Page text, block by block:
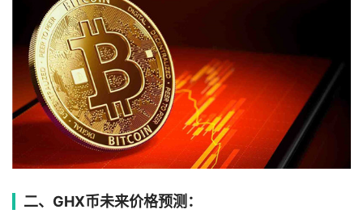
二、GHX币未来价格预测：